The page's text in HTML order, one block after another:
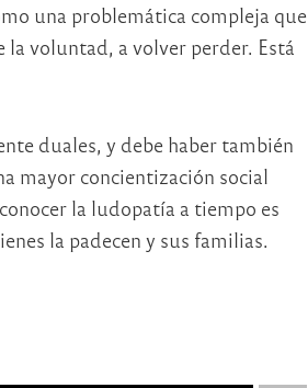
una problemática compleja que
voluntad, a volver perder. Está
duales, y debe haber también
mayor concientización social
la ludopatía a tiempo es
la padecen y sus familias.